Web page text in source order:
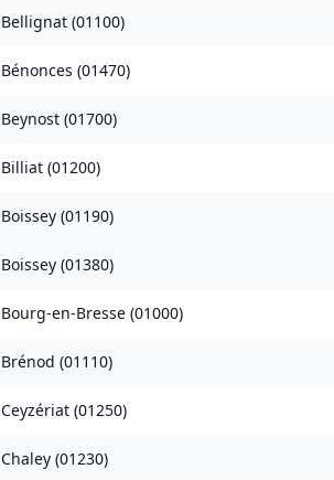
Bellignat (01100)
Bénonces (01470)
Beynost (01700)
Billiat (01200)
Boissey (01190)
Boissey (01380)
Bourg-en-Bresse (01000)
Brénod (01110)
Ceyzériat (01250)
Chaley (01230)